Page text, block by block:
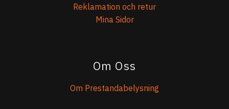
Reklamation och retur
Mina Sidor
Om Oss
Om Prestandabelysning